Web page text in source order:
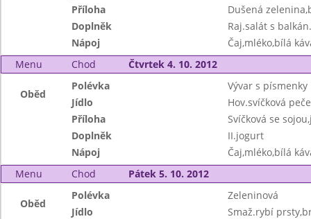
Příloha
Dušená
Doplněk
Raj.salát s
Nápoj
Čaj,mléko,bílá
Menu
Chod Čtvrtek 4. 10. 2012
Oběd
Polévka
Vývar s písmenky
Jídlo
Hov.svíčková
Příloha
Svíčková se
Doplněk
II.jogurt
Nápoj
Čaj,mléko,bílá
Menu
Chod Pátek 5. 10. 2012
Oběd
Polévka
Zeleninová
Jídlo
Smaž.rybí